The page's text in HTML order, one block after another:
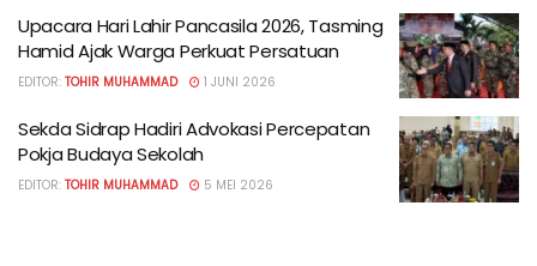
Upacara Hari Lahir Pancasila 2026, Tasming
Hamid Ajak Warga Perkuat Persatuan
EDITOR: TOHIR MUHAMMAD 1 JUNI 2026
Sekda Sidrap Hadiri Advokasi Percepatan
Pokja Budaya Sekolah
EDITOR: TOHIR MUHAMMAD 5 MEI 2026